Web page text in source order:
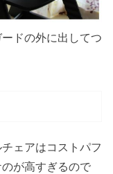
ドの外に出してつ
ェアはコストパフ
が高すぎるので